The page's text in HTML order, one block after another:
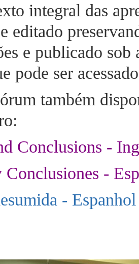
das
editado
e publicado
pode ser
também
Conclusions -
Conclusiones -
- Espanhol